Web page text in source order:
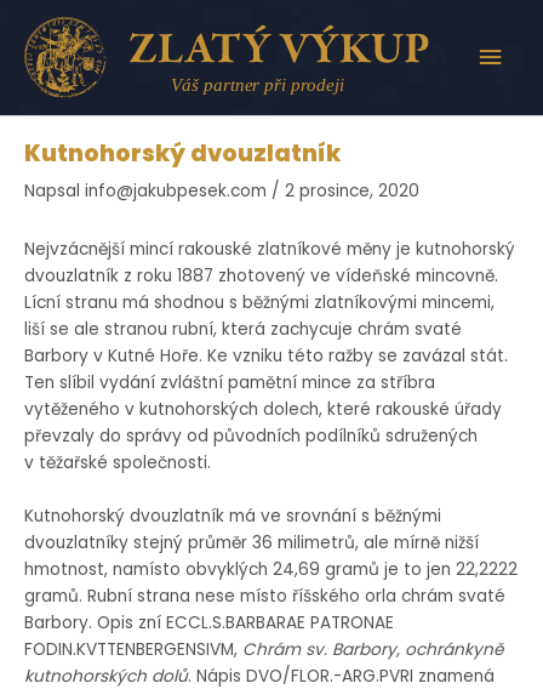
Přeskočit
obsah
Kutnohorský dvouzlatník
Napsal info@jakubpesek.com / 2 prosince, 2020
Nejvzácnější mincí rakouské zlatníkové měny je kutnohorský
dvouzlatník z roku 1887 zhotovený ve vídeňské mincovně.
Lícní stranu má shodnou s běžnými zlatníkovými mincemi,
liší se ale stranou rubní, která zachycuje chrám svaté
Barbory v Kutné Hoře. Ke vzniku této ražby se zavázal stát.
Ten slíbil vydání zvláštní pamětní mince za stříbra
vytěženého v kutnohorských dolech, které rakouské úřady
převzaly do správy od původních podílníků sdružených
v těžařské společnosti.
Kutnohorský dvouzlatník má ve srovnání s běžnými
dvouzlatníky stejný průměr 36 milimetrů, ale mírně nižší
hmotnost, namísto obvyklých 24,69 gramů je to jen 22,2222
gramů. Rubní strana nese místo říšského orla chrám svaté
Barbory. Opis zní ECCL.S.BARBARAE PATRONAE
FODIN.KVTTENBERGENSIVM, Chrám sv. Barbory, ochránkyně
kutnohorských dolů. Nápis DVO/FLOR.-ARG.PVRI znamená